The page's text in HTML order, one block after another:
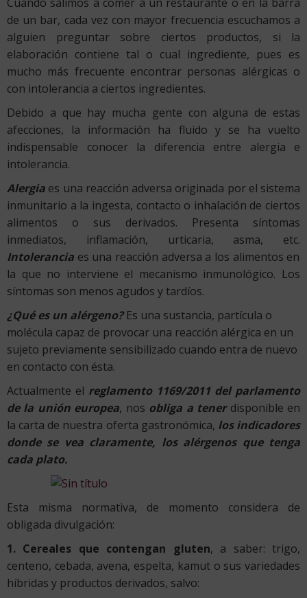
de un bar, cada vez con mayor frecuencia escuchamos a
alguien preguntar sobre ciertos productos, si la
elaboración contiene tal o cual ingrediente, pues es
mucho más frecuente encontrar personas alérgicas o
con intolerancia a ciertos ingredientes.
Debido a que hay mucha gente con alguna de estas
afecciones, la información ha fluido y se ha vuelto
indispensable conocer la diferencia entre alergia e
intolerancia.
Alergia es una reacción adversa originada por el sistema
inmunitario a la ingesta, contacto o inhalación de ciertos
alimentos o sus derivados. Presenta síntomas
inmediatos, inflamación, urticaria, asma, etc.
Intolerancia es una reacción adversa a los alimentos en
la que no interviene el mecanismo inmunológico. Los
síntomas son menos agudos y tardíos.
¿Qué es un alérgeno?Es una sustancia, partícula o
molécula capaz de provocar una reacción alérgica en un
sujeto previamente sensibilizado cuando entra de nuevo
en contacto con ésta.
Actualmente el reglamento 1169/2011 del parlamento
de la unión europea, nos obliga a tener disponible en
la carta de nuestra oferta gastronómica, los indicadores
donde se vea claramente, los alérgenos que tenga
cada plato.
Esta misma normativa, de momento considera de
obligada divulgación:
1. Cereales que contengan gluten, a saber: trigo,
centeno, cebada, avena, espelta, kamut o sus variedades
híbridas y productos derivados, salvo: